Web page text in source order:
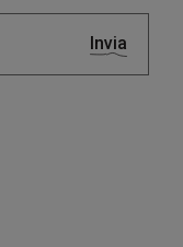
Invia